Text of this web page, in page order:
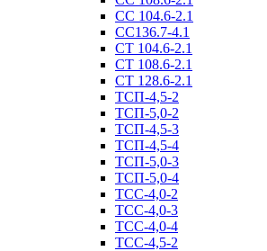
СС 104.6-2.1
СС136.7-4.1
СТ 104.6-2.1
СТ 108.6-2.1
СТ 128.6-2.1
ТСП-4,5-2
ТСП-5,0-2
ТСП-4,5-3
ТСП-4,5-4
ТСП-5,0-3
ТСП-5,0-4
ТСС-4,0-2
ТСС-4,0-3
ТСС-4,0-4
ТСС-4,5-2